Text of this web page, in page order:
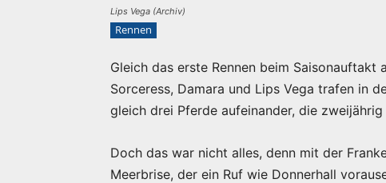
Lips Vega (Archiv)
Rennen
Gleich das erste Rennen beim
Sorceress, Damara und Lips Vega trafen in
gleich drei Pferde aufeinander, die
Doch das war nicht alles, denn mit der
Meerbrise, der ein Ruf wie Donnerhall